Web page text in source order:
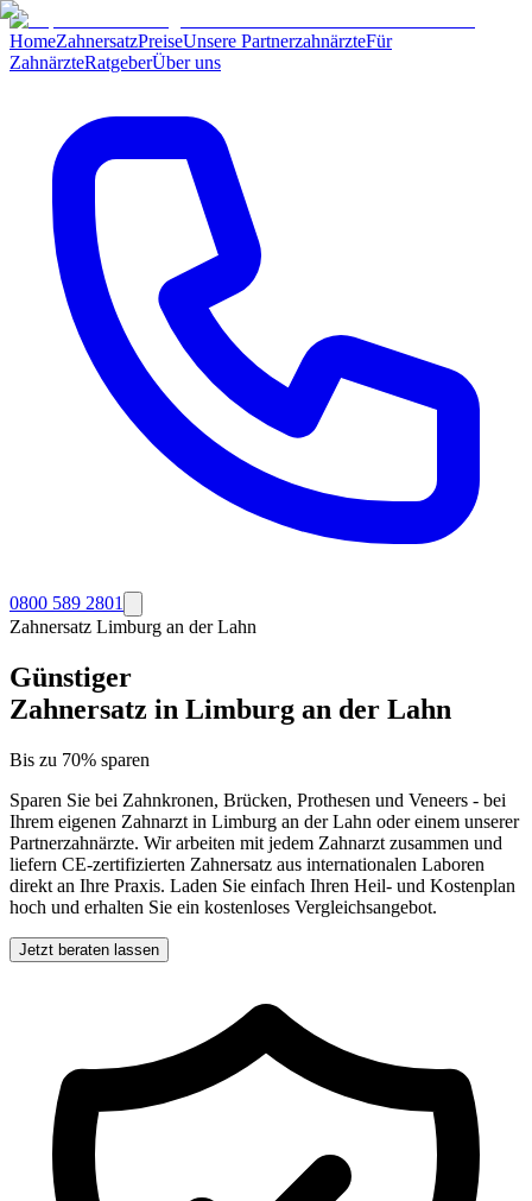
HomeZahnersatzPreiseUnsere PartnerzahnärzteFür
ZahnärzteRatgeberÜber uns
0800 589 2801
Zahnersatz Limburg an der Lahn
Günstiger
Zahnersatz in Limburg an der Lahn
Bis zu 70% sparen
Sparen Sie bei Zahnkronen, Brücken, Prothesen und Veneers - bei
Ihrem eigenen Zahnarzt in Limburg an der Lahn oder einem unserer
Partnerzahnärzte. Wir arbeiten mit jedem Zahnarzt zusammen und
liefern CE-zertifizierten Zahnersatz aus internationalen Laboren
direkt an Ihre Praxis. Laden Sie einfach Ihren Heil- und Kostenplan
hoch und erhalten Sie ein kostenloses Vergleichsangebot.
Jetzt beraten lassen